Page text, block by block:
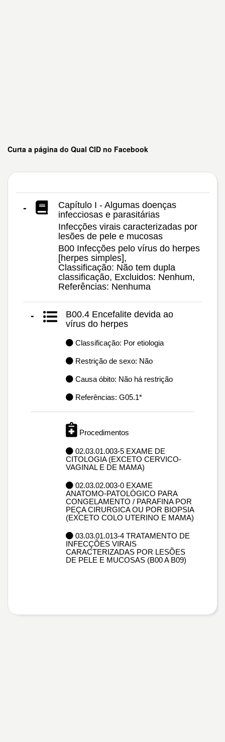
Curta a página do Qual CID no Facebook
-
Capítulo I - Algumas doenças
infecciosas e parasitárias
Infecções virais caracterizadas por
lesões de pele e mucosas
B00 Infecções pelo vírus do herpes
[herpes simples],
Classificação: Não tem dupla
classificação, Excluidos: Nenhum,
Referências: Nenhuma
-
B00.4 Encefalite devida ao
vírus do herpes
Classificação: Por etiologia
Restrição de sexo: Não
Causa óbito: Não há restrição
Referências: G05.1*
Procedimentos
02.03.01.003-5 EXAME DE
CITOLOGIA (EXCETO CERVICO-
VAGINAL E DE MAMA)
02.03.02.003-0 EXAME
ANATOMO-PATOLÓGICO PARA
CONGELAMENTO / PARAFINA POR
PEÇA CIRURGICA OU POR BIOPSIA
(EXCETO COLO UTERINO E MAMA)
03.03.01.013-4 TRATAMENTO DE
INFECÇÕES VIRAIS
CARACTERIZADAS POR LESÕES
DE PELE E MUCOSAS (B00 A B09)